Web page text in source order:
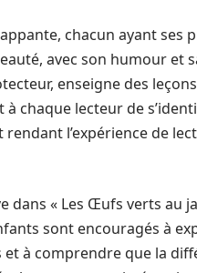
chacun ayant ses
avec son humour et
enseigne des
chaque lecteur de
l’expérience de
dans « Les Œufs verts au
sont encouragés à
à comprendre que la